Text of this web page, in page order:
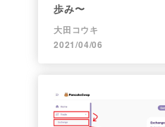
歩み〜
大田コウキ
2021/04/06